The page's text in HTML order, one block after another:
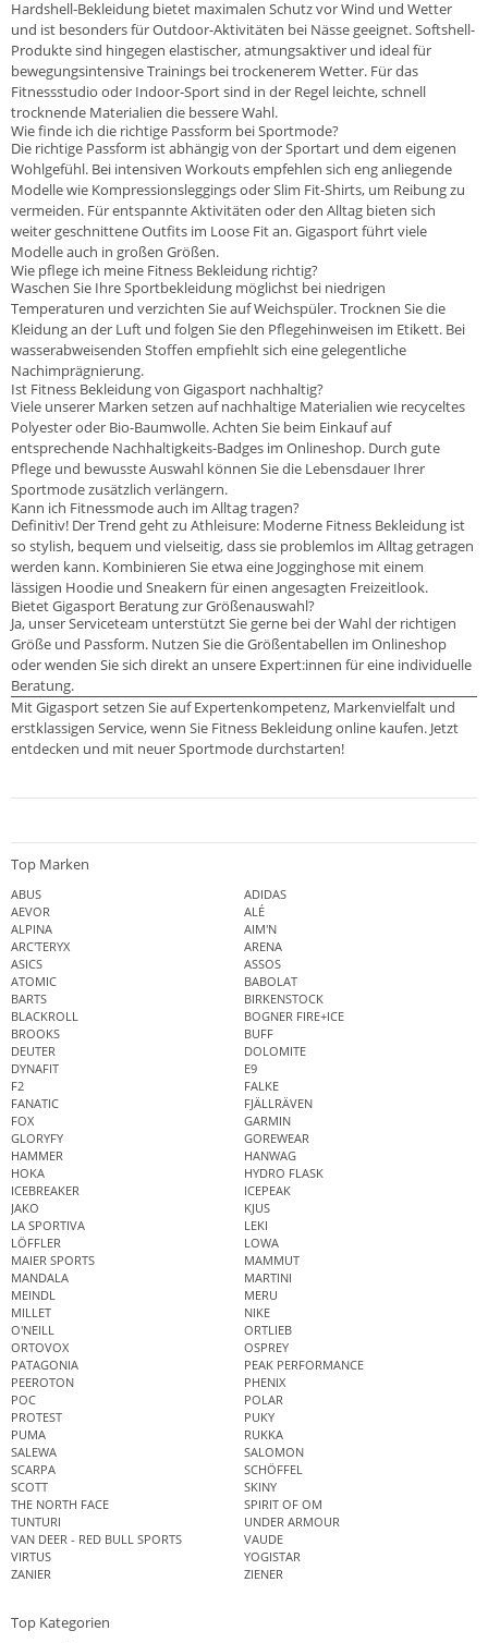
Hardshell-Bekleidung bietet maximalen Schutz vor Wind und Wetter
und ist besonders für Outdoor-Aktivitäten bei Nässe geeignet. Softshell-
Produkte sind hingegen elastischer, atmungsaktiver und ideal für
bewegungsintensive Trainings bei trockenerem Wetter. Für das
Fitnessstudio oder Indoor-Sport sind in der Regel leichte, schnell
trocknende Materialien die bessere Wahl.
Wie finde ich die richtige Passform bei Sportmode?
Die richtige Passform ist abhängig von der Sportart und dem eigenen
Wohlgefühl. Bei intensiven Workouts empfehlen sich eng anliegende
Modelle wie Kompressionsleggings oder Slim Fit-Shirts, um Reibung zu
vermeiden. Für entspannte Aktivitäten oder den Alltag bieten sich
weiter geschnittene Outfits im Loose Fit an. Gigasport führt viele
Modelle auch in großen Größen.
Wie pflege ich meine Fitness Bekleidung richtig?
Waschen Sie Ihre Sportbekleidung möglichst bei niedrigen
Temperaturen und verzichten Sie auf Weichspüler. Trocknen Sie die
Kleidung an der Luft und folgen Sie den Pflegehinweisen im Etikett. Bei
wasserabweisenden Stoffen empfiehlt sich eine gelegentliche
Nachimprägnierung.
Ist Fitness Bekleidung von Gigasport nachhaltig?
Viele unserer Marken setzen auf nachhaltige Materialien wie recyceltes
Polyester oder Bio-Baumwolle. Achten Sie beim Einkauf auf
entsprechende Nachhaltigkeits-Badges im Onlineshop. Durch gute
Pflege und bewusste Auswahl können Sie die Lebensdauer Ihrer
Sportmode zusätzlich verlängern.
Kann ich Fitnessmode auch im Alltag tragen?
Definitiv! Der Trend geht zu Athleisure: Moderne Fitness Bekleidung ist
so stylish, bequem und vielseitig, dass sie problemlos im Alltag getragen
werden kann. Kombinieren Sie etwa eine Jogginghose mit einem
lässigen Hoodie und Sneakern für einen angesagten Freizeitlook.
Bietet Gigasport Beratung zur Größenauswahl?
Ja, unser Serviceteam unterstützt Sie gerne bei der Wahl der richtigen
Größe und Passform. Nutzen Sie die Größentabellen im Onlineshop
oder wenden Sie sich direkt an unsere Expert:innen für eine individuelle
Beratung.
Mit Gigasport setzen Sie auf Expertenkompetenz, Markenvielfalt und
erstklassigen Service, wenn Sie Fitness Bekleidung online kaufen. Jetzt
entdecken und mit neuer Sportmode durchstarten!
Top Marken
ABUS
ADIDAS
AEVOR
ALÉ
ALPINA
AIM'N
ARC'TERYX
ARENA
ASICS
ASSOS
ATOMIC
BABOLAT
BARTS
BIRKENSTOCK
BLACKROLL
BOGNER FIRE+ICE
BROOKS
BUFF
DEUTER
DOLOMITE
DYNAFIT
E9
F2
FALKE
FANATIC
FJÄLLRÄVEN
FOX
GARMIN
GLORYFY
GOREWEAR
HAMMER
HANWAG
HOKA
HYDRO FLASK
ICEBREAKER
ICEPEAK
JAKO
KJUS
LA SPORTIVA
LEKI
LÖFFLER
LOWA
MAIER SPORTS
MAMMUT
MANDALA
MARTINI
MEINDL
MERU
MILLET
NIKE
O'NEILL
ORTLIEB
ORTOVOX
OSPREY
PATAGONIA
PEAK PERFORMANCE
PEEROTON
PHENIX
POC
POLAR
PROTEST
PUKY
PUMA
RUKKA
SALEWA
SALOMON
SCARPA
SCHÖFFEL
SCOTT
SKINY
THE NORTH FACE
SPIRIT OF OM
TUNTURI
UNDER ARMOUR
VAN DEER - RED BULL SPORTS
VAUDE
VIRTUS
YOGISTAR
ZANIER
ZIENER
Top Kategorien